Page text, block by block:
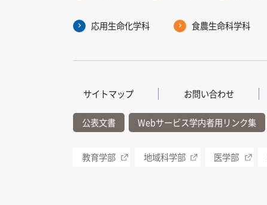
応用生命化学科 食農生命科学科
サイトマップ お問い合わせ
公表文書 Webサービス学内者用リンク集
教育学部 地域科学部 医学部